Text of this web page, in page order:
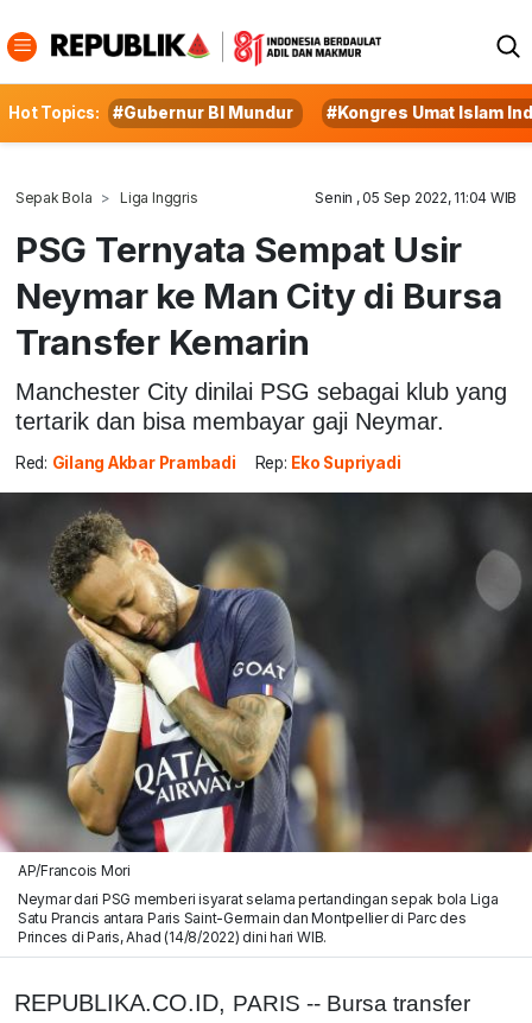
Hot Topics: #Gubernur BI Mundur #Kongres Umat Islam
Sepak Bola Liga Inggris Senin , 05 Sep 2022, 11:04 WIB
PSG Ternyata Sempat Usir
Neymar ke Man City di Bursa
Transfer Kemarin
Manchester City dinilai PSG sebagai klub yang
tertarik dan bisa membayar gaji Neymar.
Red: Gilang Akbar Prambadi Rep: Eko Supriyadi
AP/Francois Mori
Neymar dari PSG memberi isyarat selama pertandingan sepak bola Liga
Satu Prancis antara Paris Saint-Germain dan Montpellier di Parc des
Princes di Paris, Ahad (14/8/2022) dini hari WIB.
REPUBLIKA.CO.ID, PARIS -- Bursa transfer